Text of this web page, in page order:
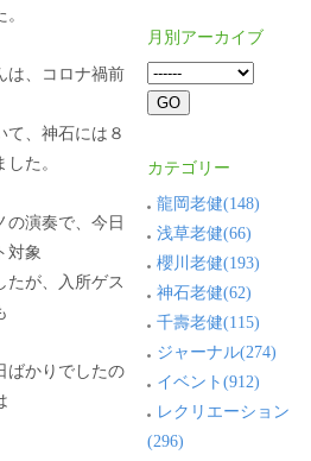
は、コロナ禍前
て、神石には８
た。
の演奏で、今日
対象
たが、入所ゲス
ばかりでしたの
月別アーカイブ
カテゴリー
龍岡老健(148)
浅草老健(66)
櫻川老健(193)
神石老健(62)
千壽老健(115)
ジャーナル(274)
イベント(912)
レクリエーション
(296)